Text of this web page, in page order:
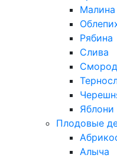
Малина
Рябина
Слива
Яблони
Плодовые
Алыча